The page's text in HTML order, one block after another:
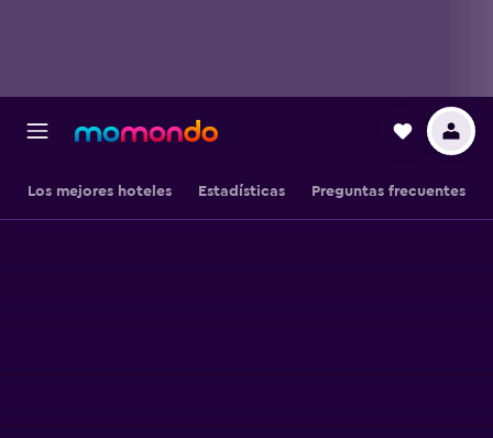
Los mejores hoteles Estadísticas Preguntas frecuentes